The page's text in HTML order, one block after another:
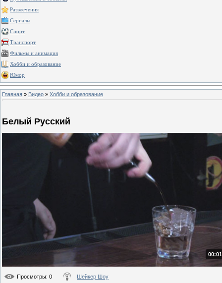
Развлечения
Сериалы
Спорт
Транспорт
Фильмы и анимация
Хобби и образование
Юмор
Главная » Видео » Хобби и образование
Белый Русский
Просмотры: 0 Шейкер Шоу